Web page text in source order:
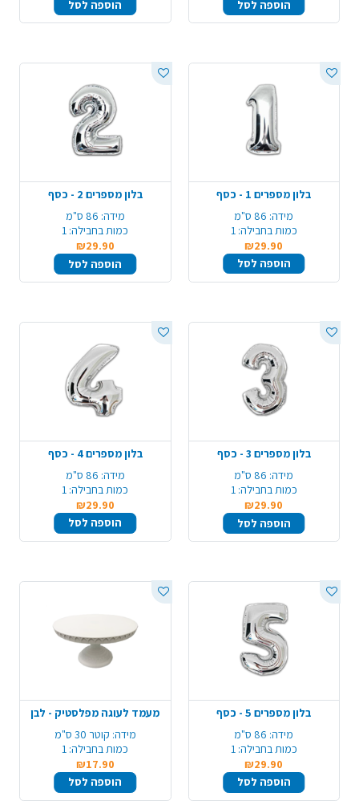
הוספה לסל הוספה לסל
בלון מספרים 1 - כסף
מידה: 86 ס"מ
כמות בחבילה: 1
₪29.90
הוספה לסל
בלון מספרים 2 - כסף
מידה: 86 ס"מ
כמות בחבילה: 1
₪29.90
הוספה לסל
בלון מספרים 3 - כסף
מידה: 86 ס"מ
כמות בחבילה: 1
₪29.90
הוספה לסל
בלון מספרים 4 - כסף
מידה: 86 ס"מ
כמות בחבילה: 1
₪29.90
הוספה לסל
בלון מספרים 5 - כסף
מידה: 86 ס"מ
כמות בחבילה: 1
₪29.90
הוספה לסל
מעמד לעוגה מפלסטיק - לבן
מידה: קוטר 30 ס"מ
כמות בחבילה: 1
₪17.90
הוספה לסל